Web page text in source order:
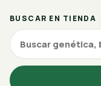
BUSCAR EN TIENDA